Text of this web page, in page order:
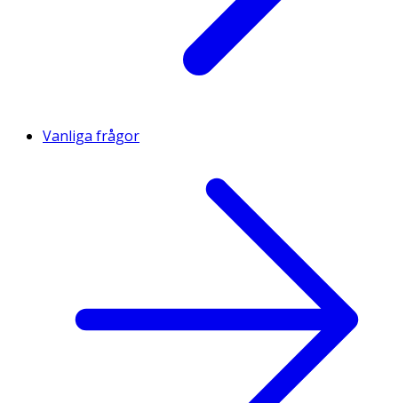
Vanliga frågor